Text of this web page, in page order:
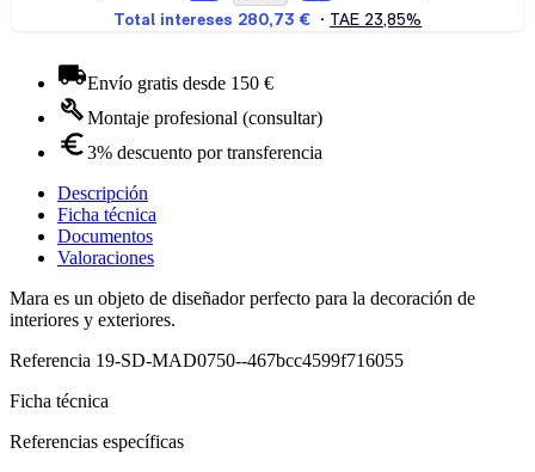
Envío gratis desde 150 €
Montaje profesional (consultar)
3% descuento por transferencia
Descripción
Ficha técnica
Documentos
Valoraciones
Mara es un objeto de diseñador perfecto para la decoración de
interiores y exteriores.
Referencia 19-SD-MAD0750--467bcc4599f716055
Ficha técnica
Referencias específicas